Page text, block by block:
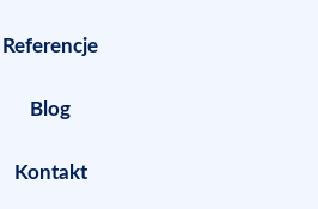
Referencje
Blog
Kontakt